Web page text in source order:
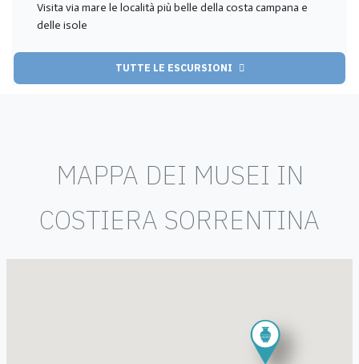
Visita via mare le località più belle della costa campana e
delle isole
TUTTE LE ESCURSIONI
MAPPA DEI MUSEI IN
COSTIERA SORRENTINA